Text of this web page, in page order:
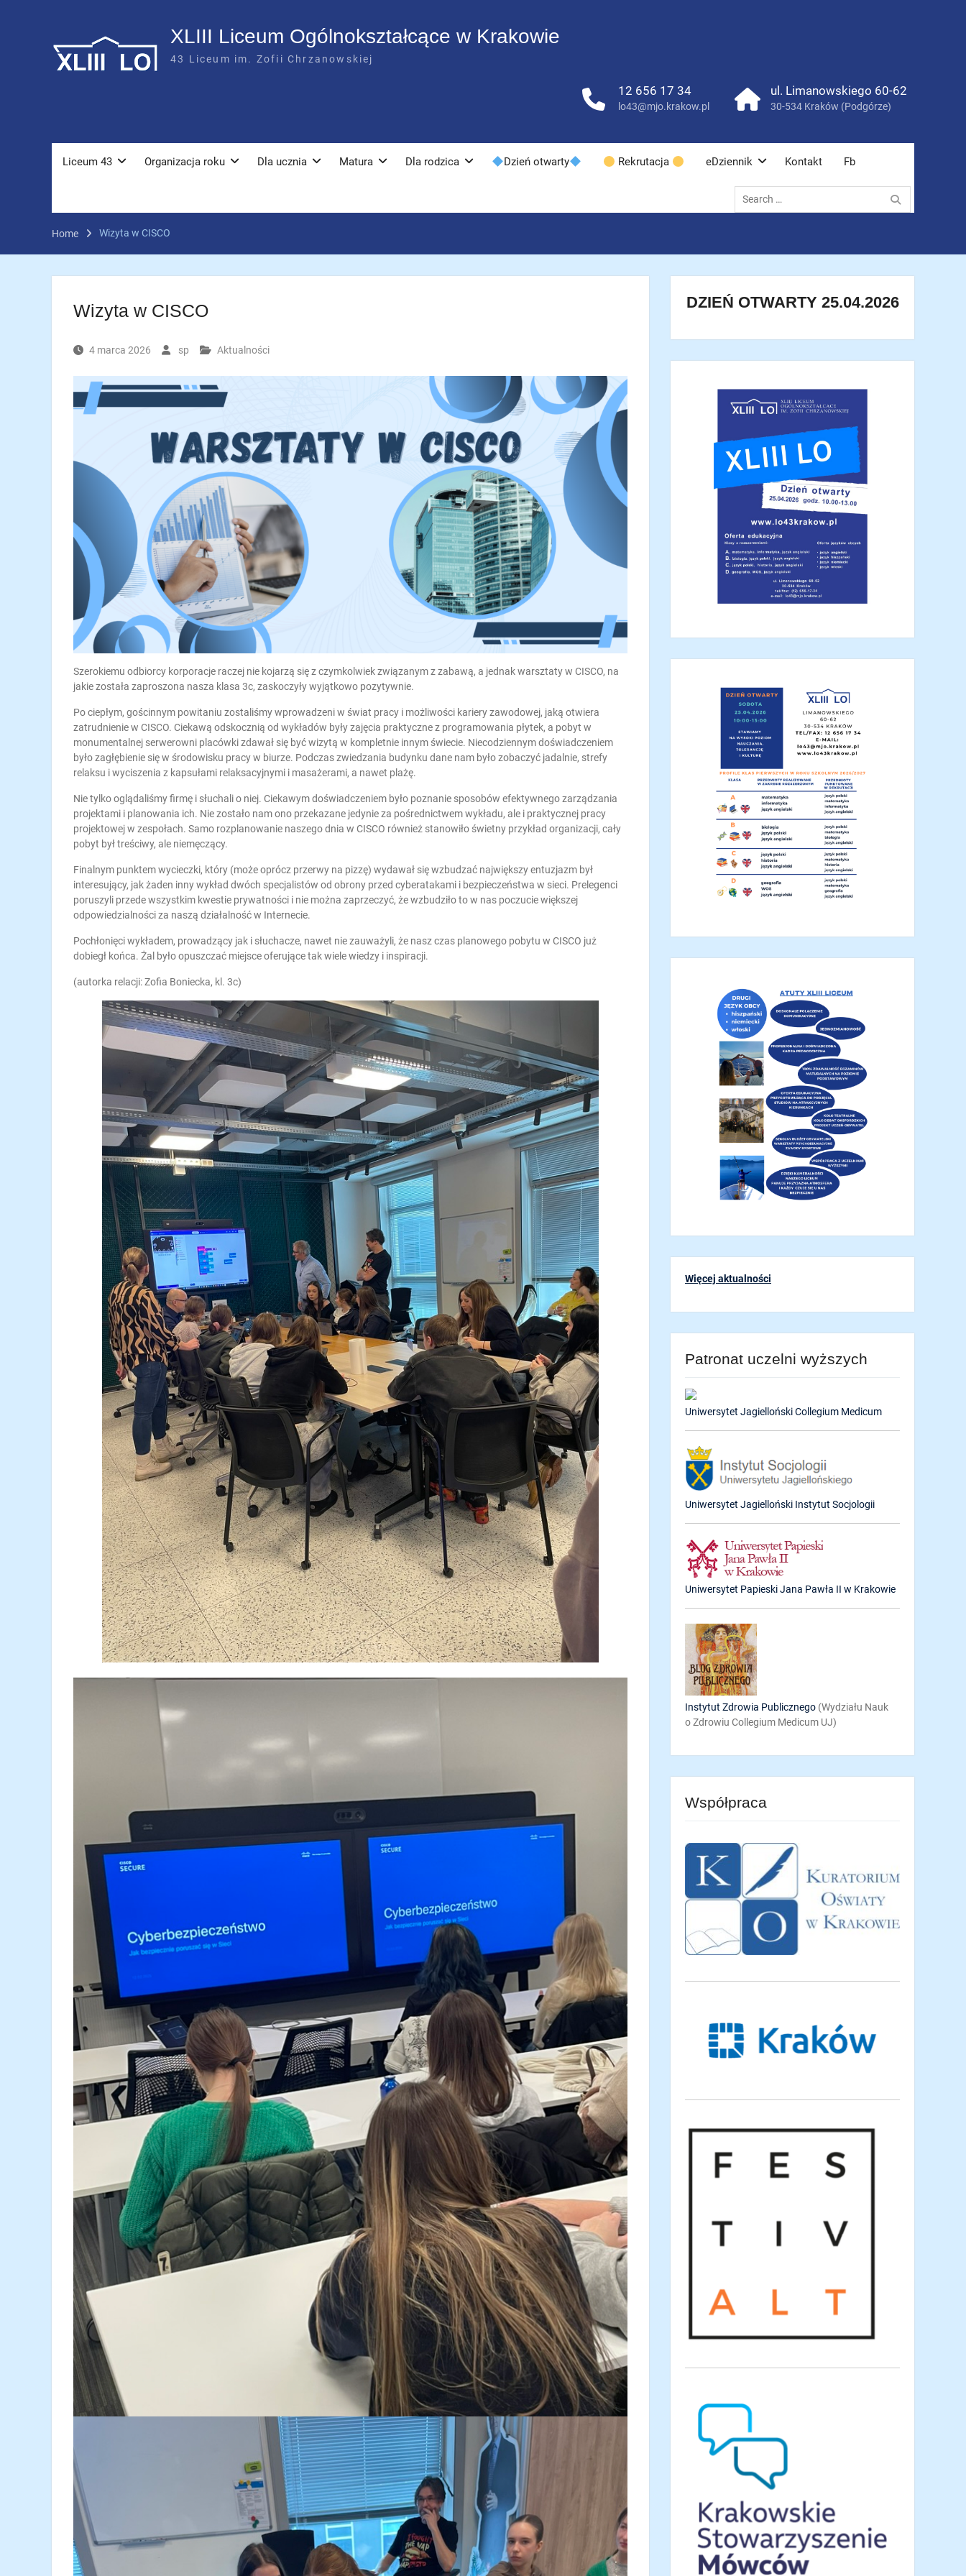
XLIII Liceum Ogólnokształcące w Krakowie
43 Liceum im. Zofii Chrzanowskiej
12 656 17 34
lo43@mjo.krakow.pl
ul. Limanowskiego 60-62
30-534 Kraków (Podgórze)
Liceum 43 Organizacja roku Dla ucznia Matura Dla rodzica Dzień otwarty Rekrutacja eDziennik Kontakt Fb
Search
for:
Home Wizyta w CISCO
Wizyta w CISCO
4 marca 2026 sp Aktualności
Szerokiemu odbiorcy korporacje raczej nie kojarzą się z czymkolwiek związanym z zabawą, a jednak warsztaty w CISCO, na
jakie została zaproszona nasza klasa 3c, zaskoczyły wyjątkowo pozytywnie.
Po ciepłym, gościnnym powitaniu zostaliśmy wprowadzeni w świat pracy i możliwości kariery zawodowej, jaką otwiera
zatrudnienie w CISCO. Ciekawą odskocznią od wykładów były zajęcia praktyczne z programowania płytek, a pobyt w
monumentalnej serwerowni placówki zdawał się być wizytą w kompletnie innym świecie. Niecodziennym doświadczeniem
było zagłębienie się w środowisku pracy w biurze. Podczas zwiedzania budynku dane nam było zobaczyć jadalnie, strefy
relaksu i wyciszenia z kapsułami relaksacyjnymi i masażerami, a nawet plażę.
Nie tylko oglądaliśmy firmę i słuchali o niej. Ciekawym doświadczeniem było poznanie sposobów efektywnego zarządzania
projektami i planowania ich. Nie zostało nam ono przekazane jedynie za pośrednictwem wykładu, ale i praktycznej pracy
projektowej w zespołach. Samo rozplanowanie naszego dnia w CISCO również stanowiło świetny przykład organizacji, cały
pobyt był treściwy, ale niemęczący.
Finalnym punktem wycieczki, który (może oprócz przerwy na pizzę) wydawał się wzbudzać największy entuzjazm był
interesujący, jak żaden inny wykład dwóch specjalistów od obrony przed cyberatakami i bezpieczeństwa w sieci. Prelegenci
poruszyli przede wszystkim kwestie prywatności i nie można zaprzeczyć, że wzbudziło to w nas poczucie większej
odpowiedzialności za naszą działalność w Internecie.
Pochłonięci wykładem, prowadzący jak i słuchacze, nawet nie zauważyli, że nasz czas planowego pobytu w CISCO już
dobiegł końca. Żal było opuszczać miejsce oferujące tak wiele wiedzy i inspiracji.
(autorka relacji: Zofia Boniecka, kl. 3c)
DZIEŃ OTWARTY 25.04.2026
Więcej aktualności
Patronat uczelni wyższych
Uniwersytet Jagielloński Collegium Medicum
Uniwersytet Jagielloński Instytut Socjologii
Uniwersytet Papieski Jana Pawła II w Krakowie
Instytut Zdrowia Publicznego (Wydziału Nauk
o Zdrowiu Collegium Medicum UJ)
Współpraca